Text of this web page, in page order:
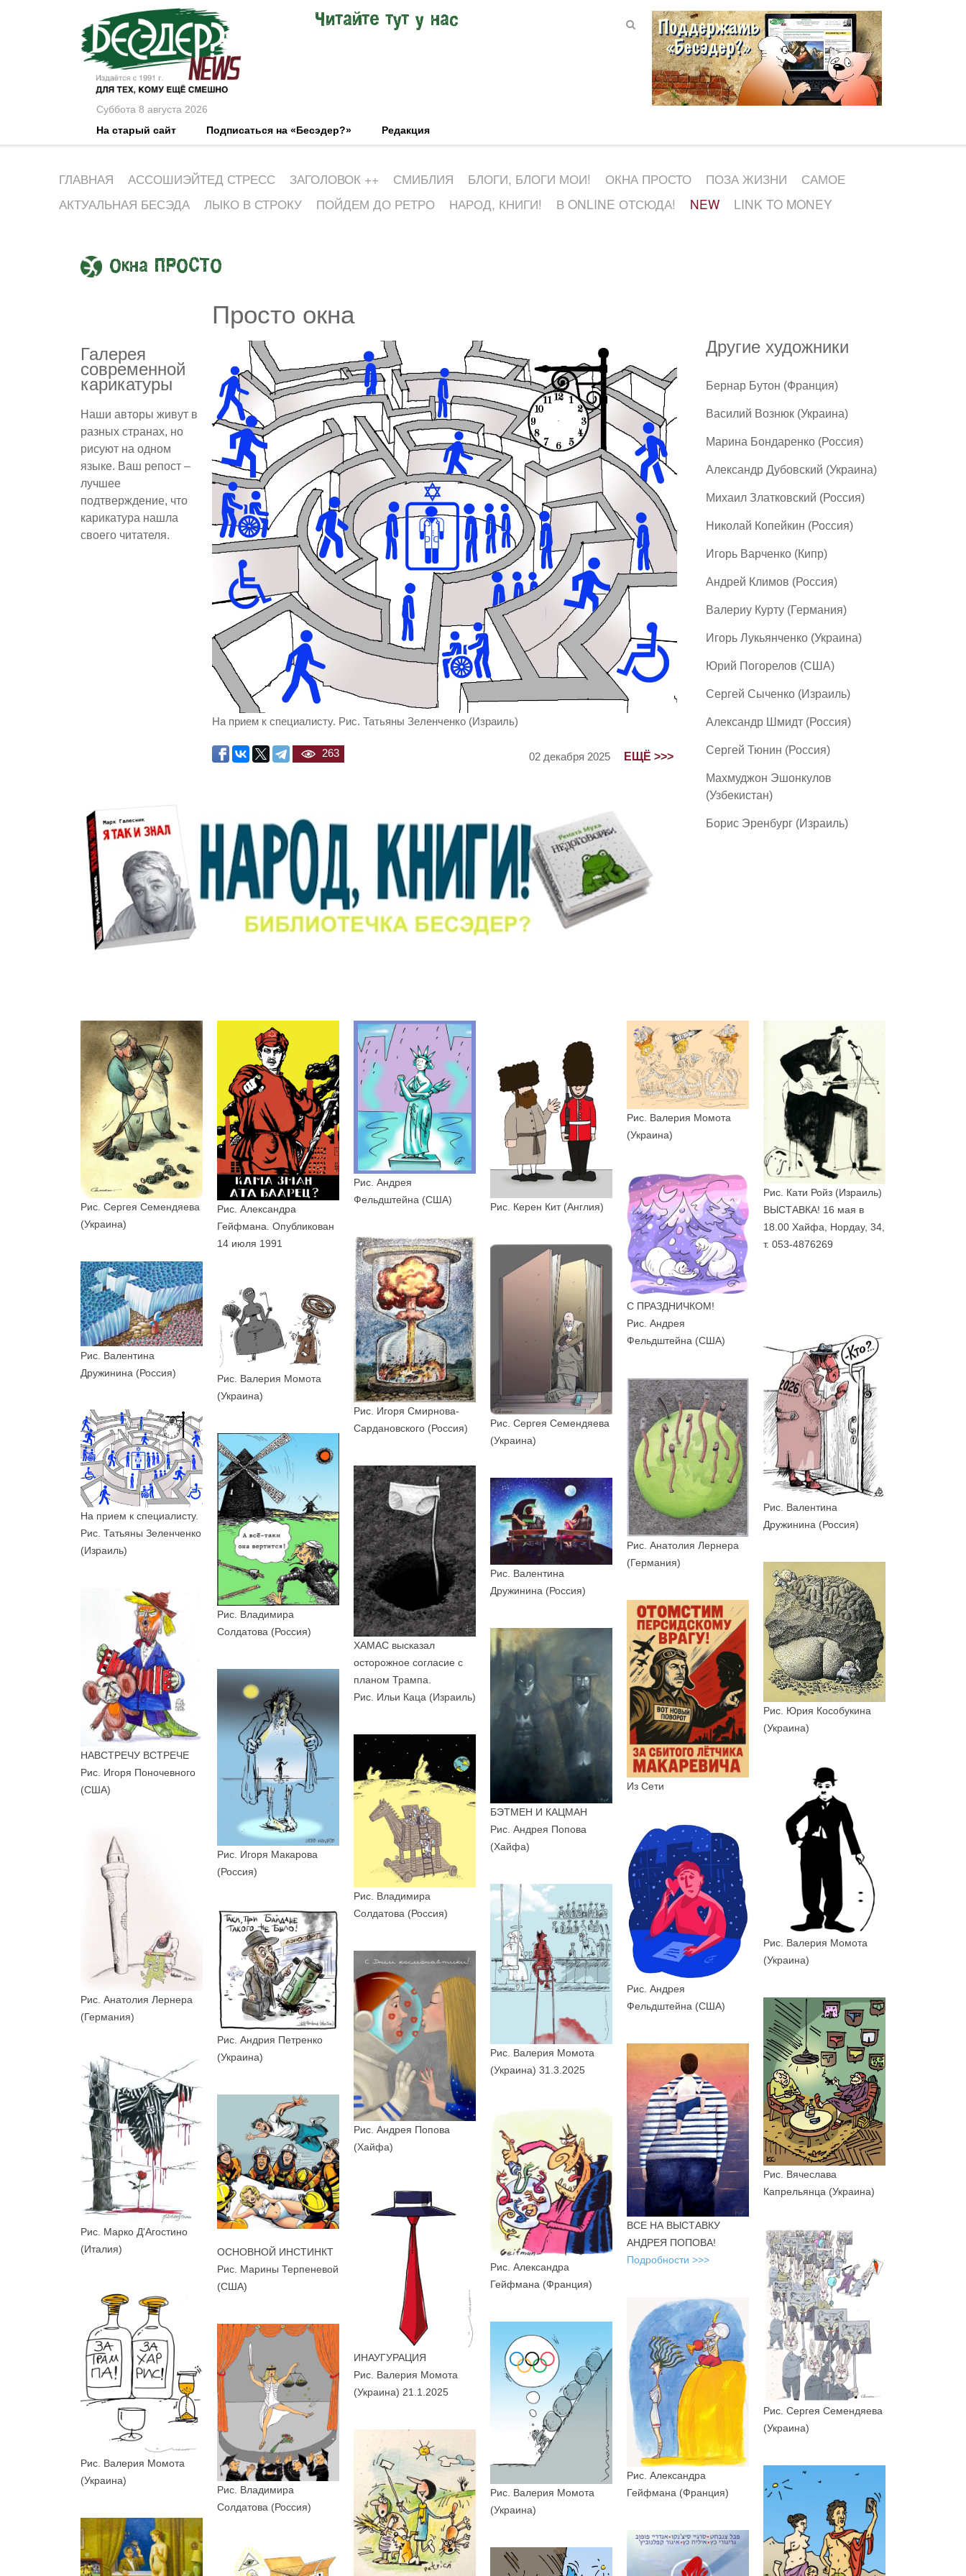
Суббота 8 августа 2026
Читайте тут у нас
На старый сайт Подписаться на «Бесэдер?» Редакция
ГЛАВНАЯ АССОШИЭЙТЕД СТРЕСС ЗАГОЛОВОК ++ СМИБЛИЯ БЛОГИ, БЛОГИ МОИ! ОКНА ПРОСТО ПОЗА ЖИЗНИ
САМОЕ
АКТУАЛЬНАЯ БЕСЭДА
ЛЫКО В СТРОКУ ПОЙДЕМ ДО РЕТРО НАРОД, КНИГИ! В ONLINE ОТСЮДА! NEW LINK TO MONEY
Окна ПРОСТО
Галерея
современной
карикатуры
Наши авторы живут в
разных странах, но
рисуют на одном
языке. Ваш репост –
лучшее
подтверждение, что
карикатура нашла
своего читателя.
Просто окна
На прием к специалисту. Рис. Татьяны Зеленченко (Израиль)
02 декабря 2025 ЕЩЁ >>>
263
Другие художники
Бернар Бутон (Франция)
Василий Вознюк (Украина)
Марина Бондаренко (Россия)
Александр Дубовский (Украина)
Михаил Златковский (Россия)
Николай Копейкин (Россия)
Игорь Варченко (Кипр)
Андрей Климов (Россия)
Валериу Курту (Германия)
Игорь Лукьянченко (Украина)
Юрий Погорелов (США)
Сергей Сыченко (Израиль)
Александр Шмидт (Россия)
Сергей Тюнин (Россия)
Махмуджон Эшонкулов
(Узбекистан)
Борис Эренбург (Израиль)
Рис. Сергея Семендяева
(Украина)
Рис. Александра
Гейфмана. Опубликован
14 июля 1991
Рис. Андрея
Фельдштейна (США)
Рис. Керен Кит (Англия)
Рис. Валерия Момота
(Украина)
Рис. Кати Ройз (Израиль)
ВЫСТАВКА! 16 мая в
18.00 Хайфа, Нордау, 34,
т. 053-4876269
Рис. Валентина
Дружинина (Россия)
Рис. Валерия Момота
(Украина)
Рис. Игоря Смирнова-
Сардановского (Россия)
Рис. Сергея Семендяева
(Украина)
С ПРАЗДНИЧКОМ!
Рис. Андрея
Фельдштейна (США)
Рис. Валентина
Дружинина (Россия)
На прием к специалисту.
Рис. Татьяны Зеленченко
(Израиль)
Рис. Владимира
Солдатова (Россия)
ХАМАС высказал
осторожное согласие с
планом Трампа.
Рис. Ильи Каца (Израиль)
Рис. Валентина
Дружинина (Россия)
Рис. Анатолия Лернера
(Германия)
Рис. Юрия Кособукина
(Украина)
НАВСТРЕЧУ ВСТРЕЧЕ
Рис. Игоря Поночевного
(США)
Рис. Игоря Макарова
(Россия)
Рис. Владимира
Солдатова (Россия)
БЭТМЕН И КАЦМАН
Рис. Андрея Попова
(Хайфа)
Из Сети
Рис. Валерия Момота
(Украина)
Рис. Анатолия Лернера
(Германия)
Рис. Андрия Петренко
(Украина)
Рис. Андрея Попова
(Хайфа)
Рис. Валерия Момота
(Украина) 31.3.2025
Рис. Андрея
Фельдштейна (США)
Рис. Вячеслава
Капрельянца (Украина)
Рис. Марко Д'Агостино
(Италия)
ОСНОВНОЙ ИНСТИНКТ
Рис. Марины Терпеневой
(США)
ИНАУГУРАЦИЯ
Рис. Валерия Момота
(Украина) 21.1.2025
Рис. Александра
Гейфмана (Франция)
ВСЕ НА ВЫСТАВКУ
АНДРЕЯ ПОПОВА!
Подробности >>>
Рис. Сергея Семендяева
(Украина)
Рис. Валерия Момота
(Украина)
Рис. Владимира
Солдатова (Россия)
Рис. Валерия Момота
(Украина)
Рис. Александра
Гейфмана (Франция)